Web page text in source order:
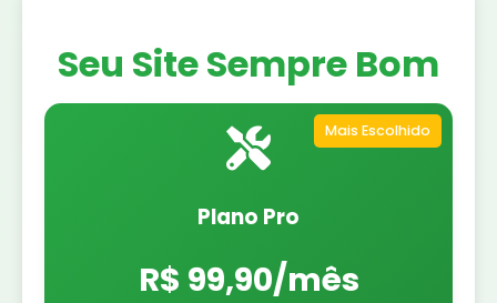
Seu Site Sempre Bom
Mais Escolhido
Plano Pro
R$ 99,90/mês